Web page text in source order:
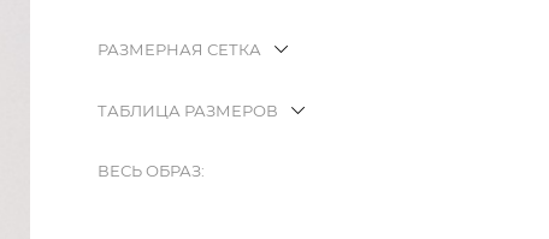
РАЗМЕРНАЯ СЕТКА
ТАБЛИЦА РАЗМЕРОВ
ВЕСЬ ОБРАЗ: